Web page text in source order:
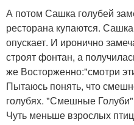
А потом Сашка голубей
ресторана купаются.
опускает. И иронично
строят фонтан, а
же Восторженно:"смотри
Пытаюсь понять, что
голубях. "Смешные
Чуть меньше взрослых